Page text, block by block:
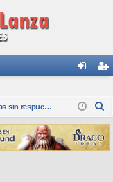
nti
fic
ar
ist
ra
rs
Temas sin respuesta
s
c